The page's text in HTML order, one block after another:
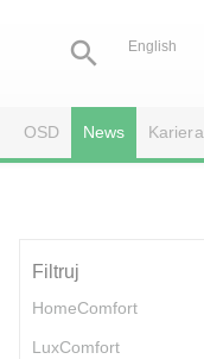
 English
OSD News Kariera
Filtruj
HomeComfort
LuxComfort